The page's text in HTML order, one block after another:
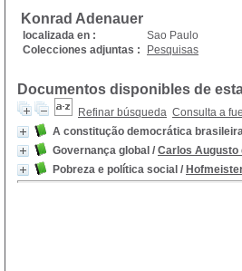
Konrad Adenauer
localizada en :
Sao Paulo
Colecciones adjuntas :
Pesquisas
Documentos disponibles de
Refinar búsqueda Consulta a
A constitução democrática
Governança global / Carlos Augusto
Pobreza e política social /